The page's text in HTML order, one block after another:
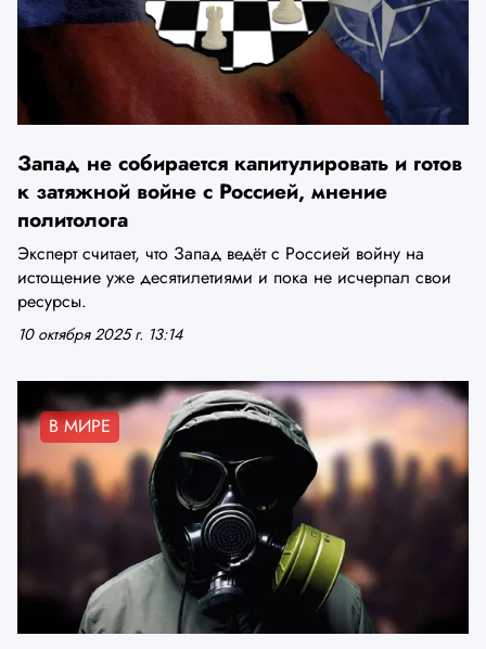
Запад не собирается капитулировать и готов
к затяжной войне с Россией, мнение
политолога
Эксперт считает, что Запад ведёт с Россией войну на
истощение уже десятилетиями и пока не исчерпал свои
ресурсы.
10 октября 2025 г. 13:14
В МИРЕ